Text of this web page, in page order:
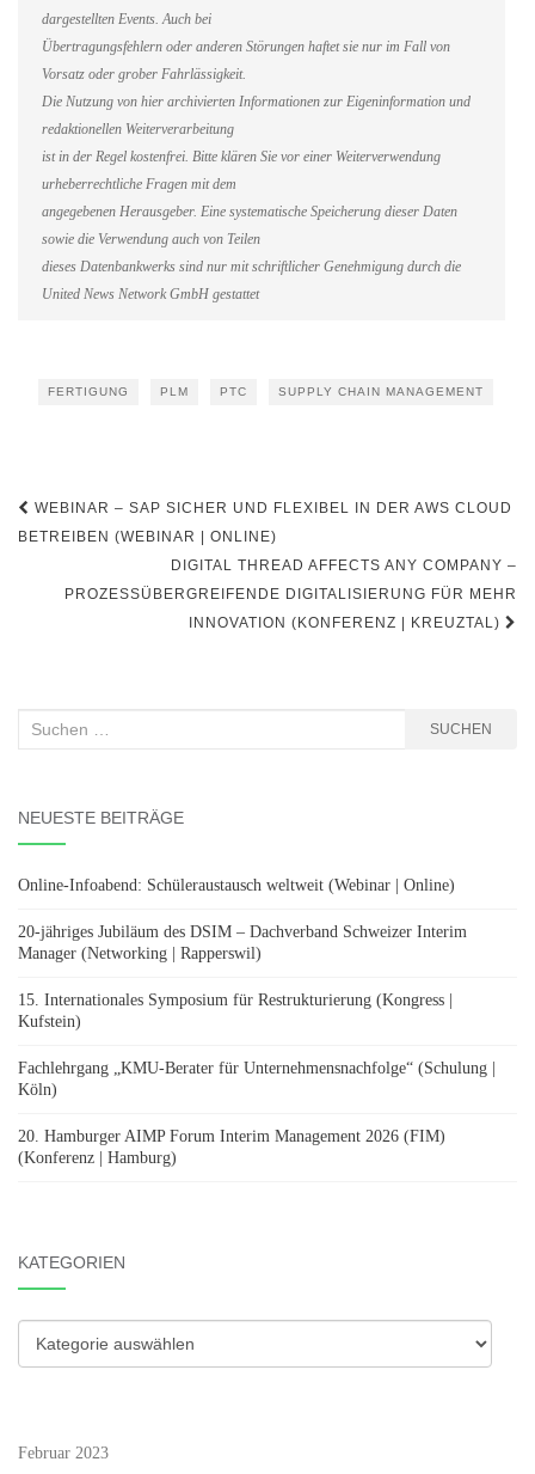
dargestellten Events. Auch bei
Übertragungsfehlern oder anderen Störungen haftet sie nur im Fall von
Vorsatz oder grober Fahrlässigkeit.
Die Nutzung von hier archivierten Informationen zur Eigeninformation und
redaktionellen Weiterverarbeitung
ist in der Regel kostenfrei. Bitte klären Sie vor einer Weiterverwendung
urheberrechtliche Fragen mit dem
angegebenen Herausgeber. Eine systematische Speicherung dieser Daten
sowie die Verwendung auch von Teilen
dieses Datenbankwerks sind nur mit schriftlicher Genehmigung durch die
United News Network GmbH gestattet
FERTIGUNG PLM PTC SUPPLY CHAIN MANAGEMENT
Beitragsnavigation
WEBINAR – SAP SICHER UND FLEXIBEL IN DER AWS CLOUD
BETREIBEN (WEBINAR | ONLINE)
DIGITAL THREAD AFFECTS ANY COMPANY –
PROZESSÜBERGREIFENDE DIGITALISIERUNG FÜR MEHR
INNOVATION (KONFERENZ | KREUZTAL)
Suchen
SUCHEN
NEUESTE BEITRÄGE
Online-Infoabend: Schüleraustausch weltweit (Webinar | Online)
20-jähriges Jubiläum des DSIM – Dachverband Schweizer Interim
Manager (Networking | Rapperswil)
15. Internationales Symposium für Restrukturierung (Kongress |
Kufstein)
Fachlehrgang „KMU-Berater für Unternehmensnachfolge“ (Schulung |
Köln)
20. Hamburger AIMP Forum Interim Management 2026 (FIM)
(Konferenz | Hamburg)
KATEGORIEN
Kategorien
Februar 2023